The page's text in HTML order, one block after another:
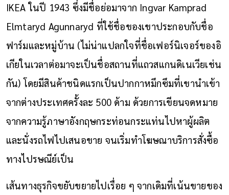
IKEA ในปี 1943 ซึ่งมีชื่อย่อมาจาก Ingvar Kamprad
Elmtaryd Agunnaryd ที่ใช้ชื่อของเขาประกอบกับชื่อ
ฟาร์มและหมู่บ้าน (ไม่น่าแปลกใจที่ชื่อเฟอร์นิเจอร์ของอิ
เกียในเวลาต่อมาจะเป็นชื่อสถานที่แถวสแกนดิเนเวียเช่น
กัน) โดยมีสินค้าชนิดแรกเป็นปากกาหมึกซึมที่เขานำเข้า
จากต่างประเทศครั้งละ 500 ด้าม ด้วยการเขียนจดหมาย
จากความรู้ภาษาอังกฤษกระท่อนกระแท่นไปหาผู้ผลิต
และนั่งรถไฟไปเสนอขาย จนเริ่มทำโฆษณาบริการสั่งซื้อ
ทางไปรษณีย์เป็น
เส้นทางธุรกิจขยับขยายไปเรื่อย ๆ จากเดิมที่เน้นขายของ